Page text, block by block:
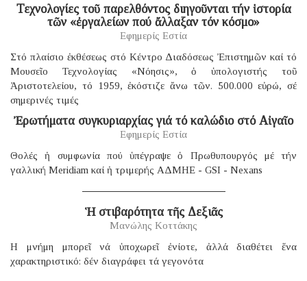
Τεχνολογίες τοῦ παρελθόντος διηγοῦνται τήν ἱστορία
τῶν «ἐργαλείων πού ἄλλαξαν τόν κόσμο»
Εφημερίς Εστία
Στό πλαίσιο ἐκθέσεως στό Κέντρο Διαδόσεως Ἐπιστημῶν καί τό
Μουσεῖο Τεχνολογίας «Νόησις», ὁ ὑπολογιστής τοῦ
Ἀριστοτελείου, τό 1959, ἐκόστιζε ἄνω τῶν. 500.000 εὐρώ, σέ
σημερινές τιμές
Ἐρωτήματα συγκυριαρχίας γιά τό καλώδιο στό Αἰγαῖο
Εφημερίς Εστία
Θολές ἡ συμφωνία πού ὑπέγραψε ὁ Πρωθυπουργός μέ τήν
γαλλική Μeridiam καί ἡ τριμερής ΑΔΜΗΕ - GSI - Nexans
Ἡ στιβαρότητα τῆς Δεξιᾶς
Μανώλης Κοττάκης
H μνήμη μπορεῖ νά ὑποχωρεῖ ἐνίοτε, ἀλλά διαθέτει ἕνα
χαρακτηριστικό: δέν διαγράφει τά γεγονότα